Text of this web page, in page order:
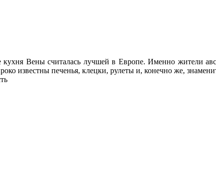
Вены считалась лучшей в Европе. Именно жители
известны печенья, клецки, рулеты и, конечно же,